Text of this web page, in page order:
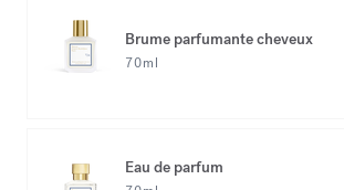
Brume parfumante cheveux
70ml
Eau de parfum